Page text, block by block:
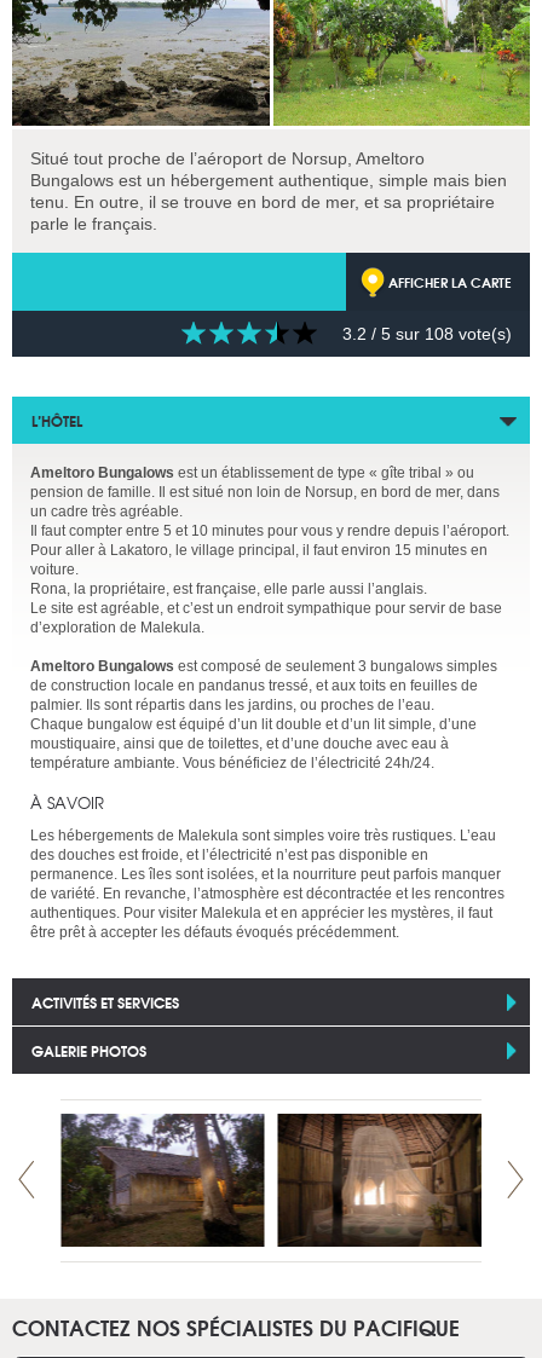
Situé tout proche de l’aéroport de Norsup, Ameltoro
Bungalows est un hébergement authentique, simple mais bien
tenu. En outre, il se trouve en bord de mer, et sa propriétaire
parle le français.
AFFICHER LA CARTE
3.2 / 5 sur 108 vote(s)
L’HÔTEL
Ameltoro Bungalows est un établissement de type « gîte tribal » ou
pension de famille. Il est situé non loin de Norsup, en bord de mer, dans
un cadre très agréable.
Il faut compter entre 5 et 10 minutes pour vous y rendre depuis l’aéroport.
Pour aller à Lakatoro, le village principal, il faut environ 15 minutes en
voiture.
Rona, la propriétaire, est française, elle parle aussi l’anglais.
Le site est agréable, et c’est un endroit sympathique pour servir de base
d’exploration de Malekula.
Ameltoro Bungalows est composé de seulement 3 bungalows simples
de construction locale en pandanus tressé, et aux toits en feuilles de
palmier. Ils sont répartis dans les jardins, ou proches de l’eau.
Chaque bungalow est équipé d’un lit double et d’un lit simple, d’une
moustiquaire, ainsi que de toilettes, et d’une douche avec eau à
température ambiante. Vous bénéficiez de l’électricité 24h/24.
À SAVOIR
Les hébergements de Malekula sont simples voire très rustiques. L’eau
des douches est froide, et l’électricité n’est pas disponible en
permanence. Les îles sont isolées, et la nourriture peut parfois manquer
de variété. En revanche, l’atmosphère est décontractée et les rencontres
authentiques. Pour visiter Malekula et en apprécier les mystères, il faut
être prêt à accepter les défauts évoqués précédemment.
ACTIVITÉS ET SERVICES
GALERIE PHOTOS
CONTACTEZ NOS SPÉCIALISTES DU PACIFIQUE